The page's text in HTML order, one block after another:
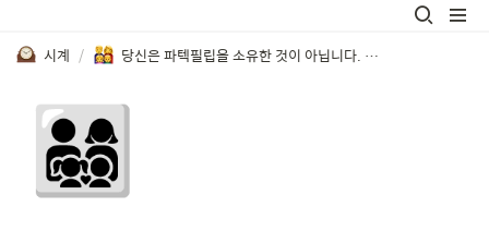
시계 / 당신은 파텍필립을 소유한 것이 아닙니다. 다음 세대를 위해 잠시 맡아두고 있을 뿐입니다.
👨‍👩‍👧‍👦